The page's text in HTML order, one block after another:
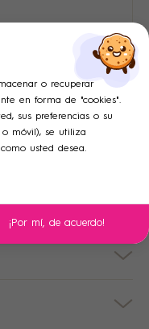
×
×
×
en su lista de
o recuperar
en forma de "cookies".
sus preferencias o su
móvil), se utiliza
usted desea.
¡Por mí, de acuerdo!